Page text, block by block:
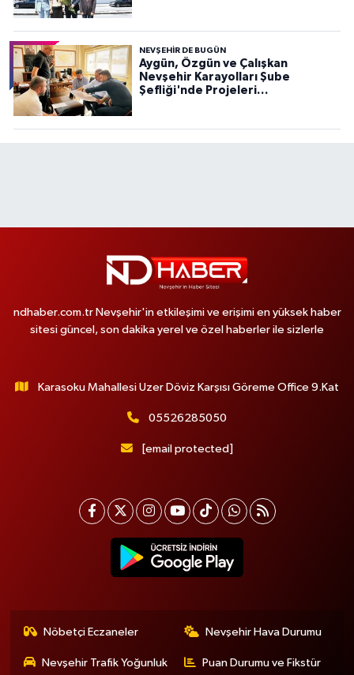
NEVŞEHIR DE BUGÜN
Aygün, Özgün ve Çalışkan
Nevşehir Karayolları Şube
Şefliği'nde Projeleri
ndhaber.com.tr Nevşehir'in etkileşimi ve erişimi en yüksek haber
sitesi güncel, son dakika yerel ve özel haberler ile sizlerle
Karasoku Mahallesi Uzer Döviz Karşısı Göreme Office 9.Kat
05526285050
[email protected]
Nöbetçi Eczaneler Nevşehir Hava Durumu
Nevşehir Trafik Yoğunluk
Puan Durumu ve Fikstür